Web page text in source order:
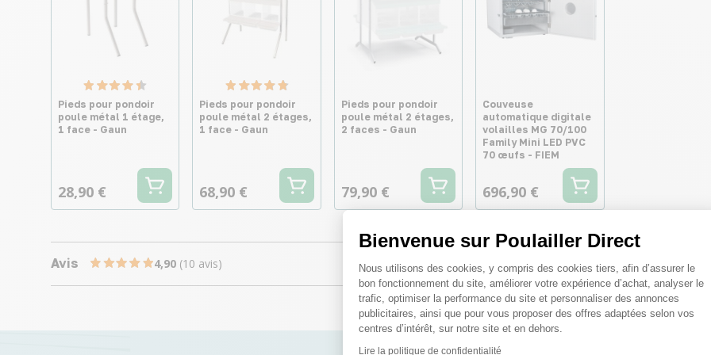
Bienvenue sur Poulailler Direct
Plateforme de Gestion du
Nous utilisons des cookies, y compris des cookies tiers, afin d’assurer le
bon fonctionnement du site, améliorer votre expérience d’achat, analyser le
trafic, optimiser la performance du site et personnaliser des annonces
publicitaires, ainsi que pour vous proposer des offres adaptées selon vos
centres d’intérêt, sur notre site et en dehors.
Lire la politique de confidentialité
Pieds pour pondoir
poule métal 1 étage,
1 face - Gaun
28,90 €
Pieds pour pondoir
poule métal 2 étages,
1 face - Gaun
68,90 €
Pieds pour pondoir
poule métal 2 étages,
2 faces - Gaun
79,90 €
Couveuse
automatique digitale
volailles MG 70/100
Family Mini LED PVC
70 œufs - FIEM
696,90 €
Avis 4,90 (10 avis)